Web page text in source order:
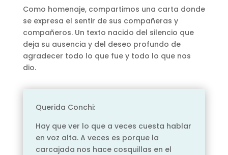
Como homenaje, compartimos una carta donde
se expresa el sentir de sus compañeras y
compañeros. Un texto nacido del silencio que
deja su ausencia y del deseo profundo de
agradecer todo lo que fue y todo lo que nos
dio.
Querida Conchi:
Hay que ver lo que a veces cuesta hablar
en voz alta. A veces es porque la
carcajada nos hace cosquillas en el